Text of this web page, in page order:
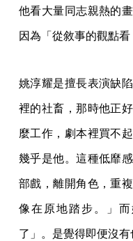
他看大量同志親熱的
因為「從敘事的觀點看
姚淳耀是擅長表演缺
裡的社畜，那時他正
麼工作，劇本裡買不
幾乎是他。這種低靡
部戲，離開角色，重
像在原地踏步。」
了」。是覺得即便沒有